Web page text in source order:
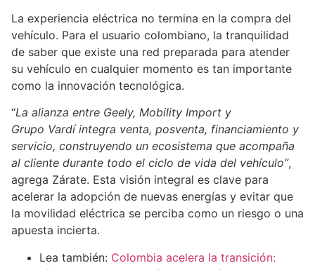
La experiencia eléctrica no termina en la compra del
vehículo. Para el usuario colombiano, la tranquilidad
de saber que existe una red preparada para atender
su vehículo en cualquier momento es tan importante
como la innovación tecnológica.
“La alianza entre Geely, Mobility Import y
Grupo Vardí integra venta, posventa, financiamiento y
servicio, construyendo un ecosistema que acompaña
al cliente durante todo el ciclo de vida del vehículo”,
agrega Zárate. Esta visión integral es clave para
acelerar la adopción de nuevas energías y evitar que
la movilidad eléctrica se perciba como un riesgo o una
apuesta incierta.
Lea también: Colombia acelera la transición: